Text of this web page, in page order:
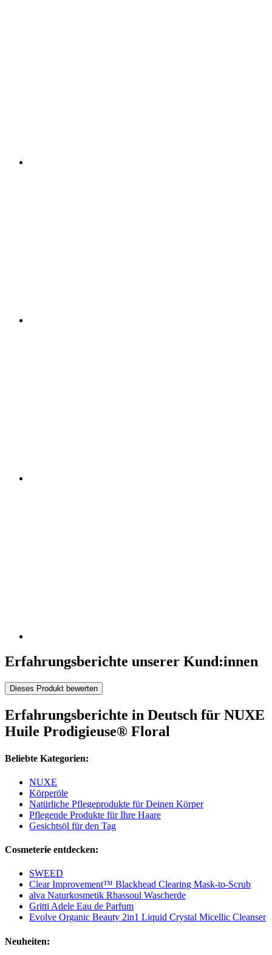
Erfahrungsberichte unserer Kund:innen
Dieses Produkt bewerten
Erfahrungsberichte in Deutsch für NUXE
Huile Prodigieuse® Floral
Beliebte Kategorien:
NUXE
Körperöle
Natürliche Pflegeprodukte für Deinen Körper
Pflegende Produkte für Ihre Haare
Gesichtsöl für den Tag
Cosmeterie entdecken:
SWEED
Clear Improvement™ Blackhead Clearing Mask-to-Scrub
alva Naturkosmetik Rhassoul Wascherde
Gritti Adele Eau de Parfum
Evolve Organic Beauty 2in1 Liquid Crystal Micellic Cleanser
Neuheiten: